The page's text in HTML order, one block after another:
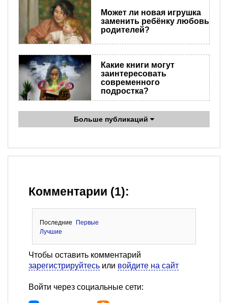
Может ли новая игрушка
заменить ребёнку любовь
родителей?
Какие книги могут
заинтересовать
современного
подростка?
Больше публикаций
Комментарии (1):
Последние
Первые
Лучшие
Чтобы оставить комментарий
зарегистрируйтесь или войдите на сайт
Войти через социальные сети: